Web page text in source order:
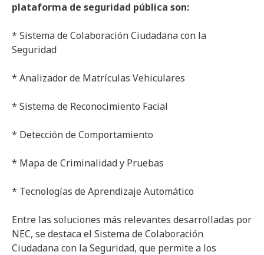
plataforma de seguridad pública son:
* Sistema de Colaboración Ciudadana con la
Seguridad
* Analizador de Matrículas Vehiculares
* Sistema de Reconocimiento Facial
* Detección de Comportamiento
* Mapa de Criminalidad y Pruebas
* Tecnologías de Aprendizaje Automático
Entre las soluciones más relevantes desarrolladas por
NEC, se destaca el Sistema de Colaboración
Ciudadana con la Seguridad, que permite a los